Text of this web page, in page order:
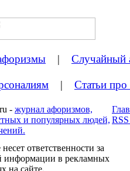
| Случайный
| Статьи
- журнал афоризмов,
и популярных людей,
ответственности за
информации в рекламных
на сайте.